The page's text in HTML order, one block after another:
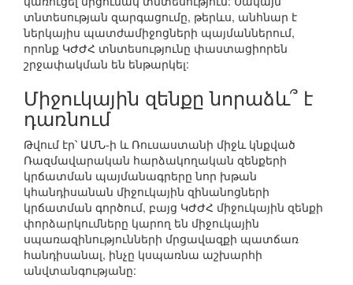
տնտեսության զարգացումը, թերևս, անհնար է
ներկայիս պատժամիջոցների պայմաններում,
որոնք ԿԺԺՀ տնտեսությունը փաստացիորեն
շրջափակման են ենթարկել:
Միջուկային զենքը նորաձև՞ է
դառնում
Թվում էր՝ ԱՄՆ-ի և Ռուսաստանի միջև կնքված
Ռազմավարական հարձակողական զենքերի
կրճատման պայմանագրերը նոր խթան
կհանդիսանան միջուկային զինանոցների
կրճատման գործում, բայց ԿԺԺՀ միջուկային զենքի
փորձարկումները կարող են միջուկային
սպառազինությունների մրցավազքի պատճառ
հանդիսանալ, ինչը կսպառնա աշխարհի
անվտանգությանը: